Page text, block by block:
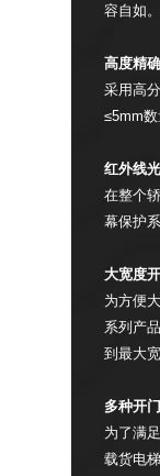
容自如。
高度精
采用高
≤5mm数
红外线
在整个
幕保护
大宽度
为方便
系列产
到最大宽
多种开
为了满
载货电